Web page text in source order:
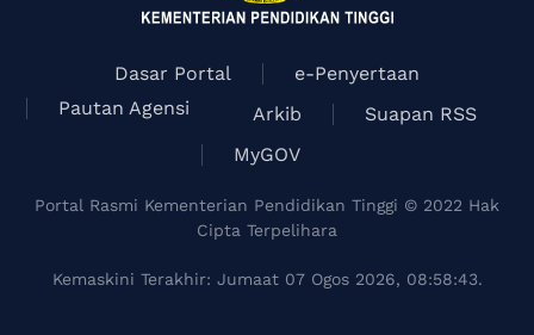
Dasar Portal
e-Penyertaan
Pautan Agensi
Arkib
Suapan RSS
MyGOV
Portal Rasmi Kementerian Pendidikan Tinggi © 2022 Hak
Cipta Terpelihara
Kemaskini Terakhir: Jumaat 07 Ogos 2026, 08:58:43.